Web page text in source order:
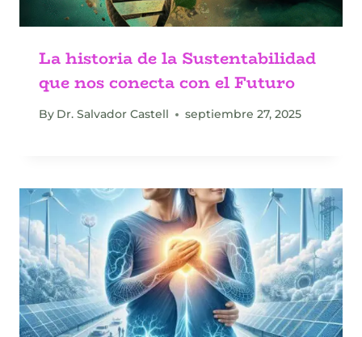
La historia de la Sustentabilidad
que nos conecta con el Futuro
By Dr. Salvador Castell septiembre 27, 2025